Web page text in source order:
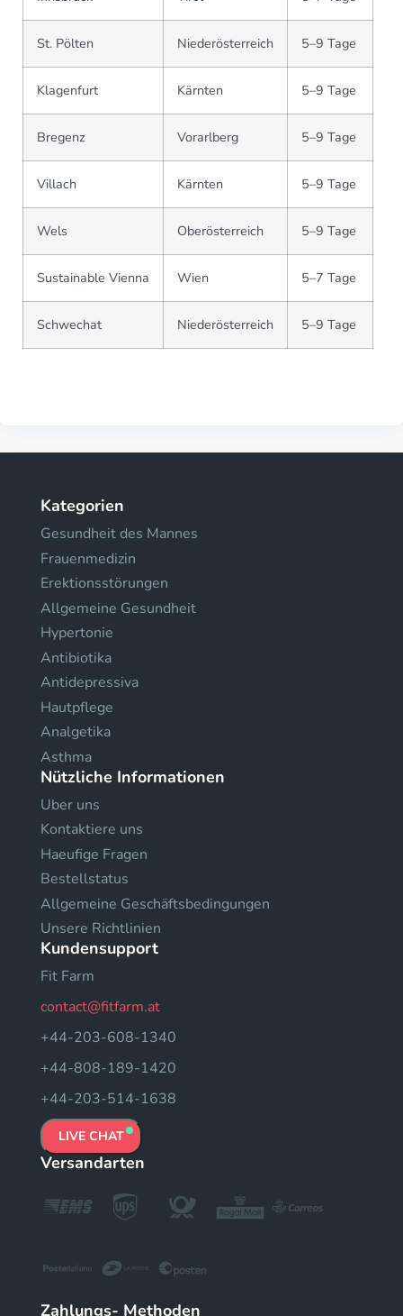
St. Pölten Niederösterreich 5–9 Tage
Klagenfurt Kärnten 5–9 Tage
Bregenz Vorarlberg 5–9 Tage
Villach Kärnten 5–9 Tage
Wels Oberösterreich 5–9 Tage
Sustainable Vienna Wien 5–7 Tage
Schwechat Niederösterreich 5–9 Tage
Kategorien
Gesundheit des Mannes
Frauenmedizin
Erektionsstörungen
Allgemeine Gesundheit
Hypertonie
Antibiotika
Antidepressiva
Hautpflege
Analgetika
Asthma
Nützliche Informationen
Uber uns
Kontaktiere uns
Haeufige Fragen
Bestellstatus
Allgemeine Geschäftsbedingungen
Unsere Richtlinien
Kundensupport
Fit Farm
contact@fitfarm.at
+44-203-608-1340
+44-808-189-1420
+44-203-514-1638
LIVE CHAT
Versandarten
Zahlungs- Methoden